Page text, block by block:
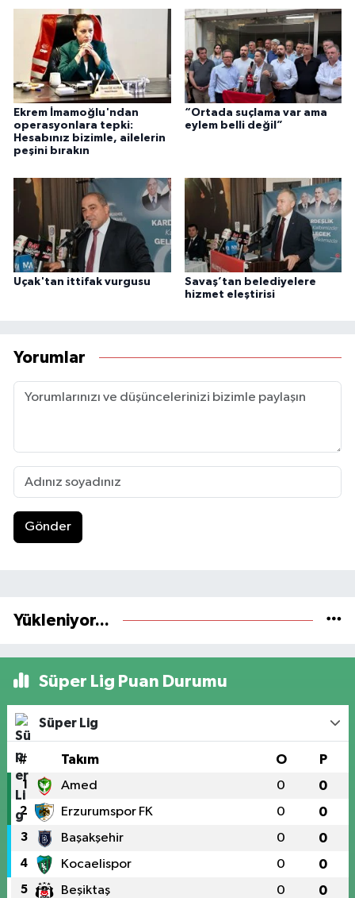
Ekrem İmamoğlu'ndan
operasyonlara tepki:
Hesabınız bizimle, ailelerin
peşini bırakın
“Ortada suçlama var ama
eylem belli değil”
Uçak'tan ittifak vurgusu
Savaş’tan belediyelere
hizmet eleştirisi
Yorumlar
Gönder
Yükleniyor...
Süper Lig Puan Durumu
Süper Lig
# Takım O P
1 Amed 0 0
2 Erzurumspor FK 0 0
3 Başakşehir 0 0
4 Kocaelispor 0 0
5 Beşiktaş 0 0